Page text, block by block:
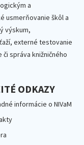
a
usmerňovanie škôl a
výskum,
externé testovanie
správa knižničného
ODKAZY
informácie o NIVaM